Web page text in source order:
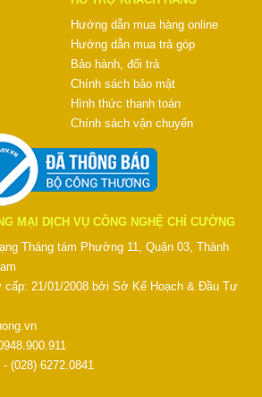
Hướng dẫn mua hàng online
Hướng dẫn mua trả góp
Bảo hành, đổi trả
Chính sách bảo mật
Hình thức thanh toán
Chính sách vận chuyển
MẠI DỊCH VỤ CÔNG NGHỆ CHÍ CƯỜNG
Tháng tám Phường 11, Quận 03, Thành
cấp: 21/01/2008 bởi Sở Kế Hoạch & Đầu Tư
6272.0841